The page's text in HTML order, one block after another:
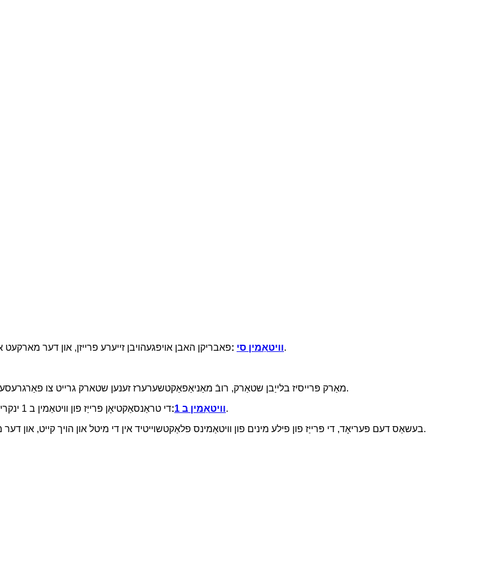
וויטאַמין סי :
פאבריקן האבן אויפגעהויבן זייערע פרייזן, און דער מארקעט איז א ביסל געשטארקט געווארן דורך די פארגרעסערונג אין טראנזאקציע פרייזן.
מאַרק פּרייסיז בלייַבן שטאַרק, רובֿ מאַניאַפאַקטשערערז זענען שטארק גרייט צו פאַרגרעסערן פּרייסיז, נאָך האָבן מעגלעכקייט פון פארבליבן פּרייַז ינקריסאַז.
וויטאַמין ב 1
:
די טראַנסאַקטיאָן פּרייַז פון וויטאַמין ב 1 ינקריסיז, בשעת די דרוק פון די פאַבריק איז פארבליבן און די צושטעלן איז געווען ענג.
בעשאַס דעם פּעריאָד, די פּרייַז פון פילע מינים פון וויטאַמינס פלאַקטשוייטיד אין די מיטל און הויך קייט, און דער מאַרק איז געווען דער הויפּט באזירט אויף דיידזשעסטשאַן פון יגזיסטינג סטאַקס.